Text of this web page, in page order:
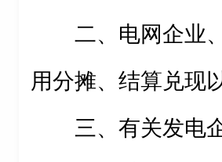
二、电网企业
用分摊、结算兑现
三、有关发电